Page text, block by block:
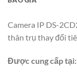
Camera IP DS-
thân trụ thay đổi
Được cung cấp tại: